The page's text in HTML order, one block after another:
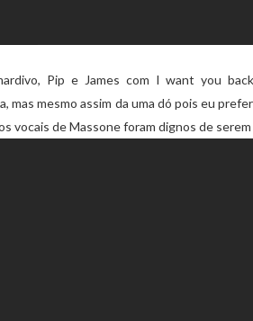
Pip e James com I want you
mas mesmo assim da uma dó pois eu
vocais de Massone foram dignos de